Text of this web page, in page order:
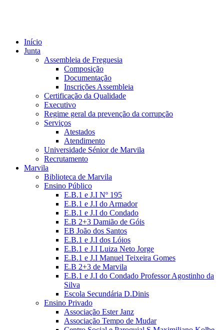
Início
Junta
Assembleia de Freguesia
Composição
Documentação
Inscrições Assembleia
Certificação da Qualidade
Executivo
Regime geral da prevenção da corrupção
Serviços
Atestados
Atendimento
Universidade Sénior de Marvila
Recrutamento
Marvila
Biblioteca de Marvila
Ensino Público
E.B.1 e J.I Nº 195
E.B.1 e J.I do Armador
E.B.1 e J.I do Condado
E.B 2+3 Damião de Góis
EB João dos Santos
E.B.1 e J.I dos Lóios
E.B.1 e J.I Luiza Neto Jorge
E.B.1 e J.I Manuel Teixeira Gomes
E.B 2+3 de Marvila
E.B.1 e J.I do Condado Professor Agostinho da
Silva
Escola Secundária D.Dinis
Ensino Privado
Associação Ester Janz
Associação Tempo de Mudar